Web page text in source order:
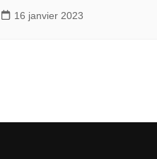
16 janvier 2023